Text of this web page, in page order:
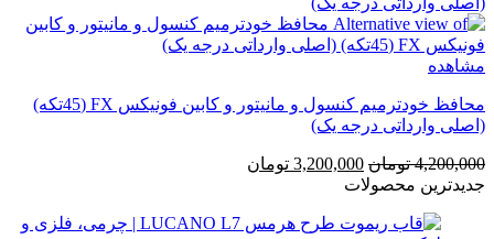
مشاهده
محافظ خودترمیم کنسول و مانیتور و کابین فونیکس FX (45تکه)
(اصلی وارداتی درجه یک)
4,200,000 تومان قیمت
اصلی
بود.
3,200,000 تومان
است.
جدیدترین محصولات